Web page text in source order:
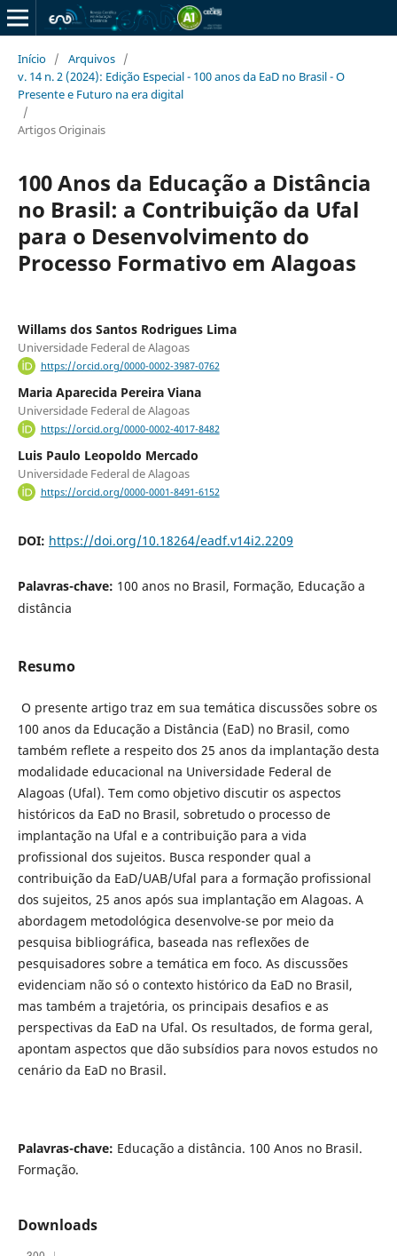
Início / Arquivos /
v. 14 n. 2 (2024): Edição Especial - 100 anos da EaD no Brasil - O
Presente e Futuro na era digital
/
Artigos Originais
100 Anos da Educação a Distância
no Brasil: a Contribuição da Ufal
para o Desenvolvimento do
Processo Formativo em Alagoas
Willams dos Santos Rodrigues Lima
Universidade Federal de Alagoas
https://orcid.org/0000-0002-3987-0762
Maria Aparecida Pereira Viana
Universidade Federal de Alagoas
https://orcid.org/0000-0002-4017-8482
Luis Paulo Leopoldo Mercado
Universidade Federal de Alagoas
https://orcid.org/0000-0001-8491-6152
DOI: https://doi.org/10.18264/eadf.v14i2.2209
Palavras-chave: 100 anos no Brasil, Formação, Educação a
distância
Resumo
O presente artigo traz em sua temática discussões sobre os
100 anos da Educação a Distância (EaD) no Brasil, como
também reflete a respeito dos 25 anos da implantação desta
modalidade educacional na Universidade Federal de
Alagoas (Ufal). Tem como objetivo discutir os aspectos
históricos da EaD no Brasil, sobretudo o processo de
implantação na Ufal e a contribuição para a vida
profissional dos sujeitos. Busca responder qual a
contribuição da EaD/UAB/Ufal para a formação profissional
dos sujeitos, 25 anos após sua implantação em Alagoas. A
abordagem metodológica desenvolve-se por meio da
pesquisa bibliográfica, baseada nas reflexões de
pesquisadores sobre a temática em foco. As discussões
evidenciam não só o contexto histórico da EaD no Brasil,
mas também a trajetória, os principais desafios e as
perspectivas da EaD na Ufal. Os resultados, de forma geral,
apontam aspectos que dão subsídios para novos estudos no
cenário da EaD no Brasil.
Palavras-chave: Educação a distância. 100 Anos no Brasil.
Formação.
Downloads